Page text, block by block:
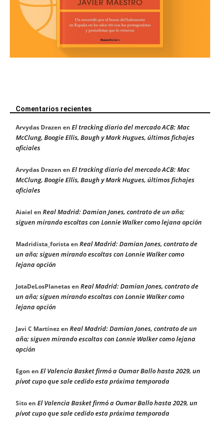
Comentarios recientes
Arvydas Drazen en El tracking diario del mercado ACB: Mac
McClung, Boogie Ellis, Baugh y Mark Hugues, últimos fichajes
oficiales
Arvydas Drazen en El tracking diario del mercado ACB: Mac
McClung, Boogie Ellis, Baugh y Mark Hugues, últimos fichajes
oficiales
Aiaiel en Real Madrid: Damian Jones, contrato de un año;
siguen mirando escoltas con Lonnie Walker como lejana opción
Madridista_foristaen Real Madrid: Damian Jones, contrato de
un año; siguen mirando escoltas con Lonnie Walker como
lejana opción
JotaDeLosPlanetasen Real Madrid: Damian Jones, contrato de
un año; siguen mirando escoltas con Lonnie Walker como
lejana opción
Javi C Martínezen Real Madrid: Damian Jones, contrato de un
año; siguen mirando escoltas con Lonnie Walker como lejana
opción
Egon en El Valencia Basket firmó a Oumar Ballo hasta 2029, un
pívot cupo que sale cedido esta próxima temporada
Sitoen El Valencia Basket firmó a Oumar Ballo hasta 2029, un
pívot cupo que sale cedido esta próxima temporada